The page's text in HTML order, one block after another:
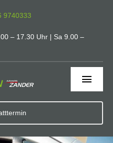
9740333
– 17.30 Uhr | Sa 9.00 –